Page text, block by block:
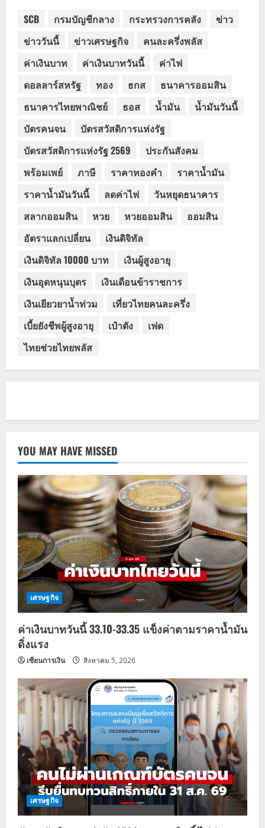
SCB กรมบัญชีกลาง กระทรวงการคลัง
ข่าว
ข่าววันนี้
ข่าวเศรษฐกิจ
คนละครึ่งพลัส
ค่าเงินบาท
ค่าเงินบาทวันนี้
ค่าไฟ
ดอลลาร์สหรัฐ
ทอง ธกส
ธนาคารออมสิน
ธนาคารไทยพาณิชย์
ธอส น้ำมัน
น้ำมันวันนี้
บัตรคนจน
บัตรสวัสดิการแห่งรัฐ
บัตรสวัสดิการแห่งรัฐ 2569
ประกันสังคม
พร้อมเพย์
ภาษี ราคาทองคำ
ราคาน้ำมัน
ราคาน้ำมันวันนี้
ลดค่าไฟ
วันหยุดธนาคาร
สลากออมสิน
หวย หวยออมสิน
ออมสิน
อัตราแลกเปลี่ยน
เงินดิจิทัล
เงินดิจิทัล 10000 บาท
เงินผู้สูงอายุ
เงินอุดหนุนบุตร
เงินเดือนข้าราชการ
เงินเยียวยาน้ำท่วม
เที่ยวไทยคนละครึ่ง
เบี้ยยังชีพผู้สูงอายุ
เป๋าตัง
เฟด
ไทยช่วยไทยพลัส
YOU MAY HAVE MISSED
เศรษฐกิจ
ค่าเงินบาทวันนี้ 33.10-33.35 แข็งค่าตามราคาน้ำมัน
ดิ่งแรง
เซียนการเงิน สิงหาคม 5, 2026
เศรษฐกิจ